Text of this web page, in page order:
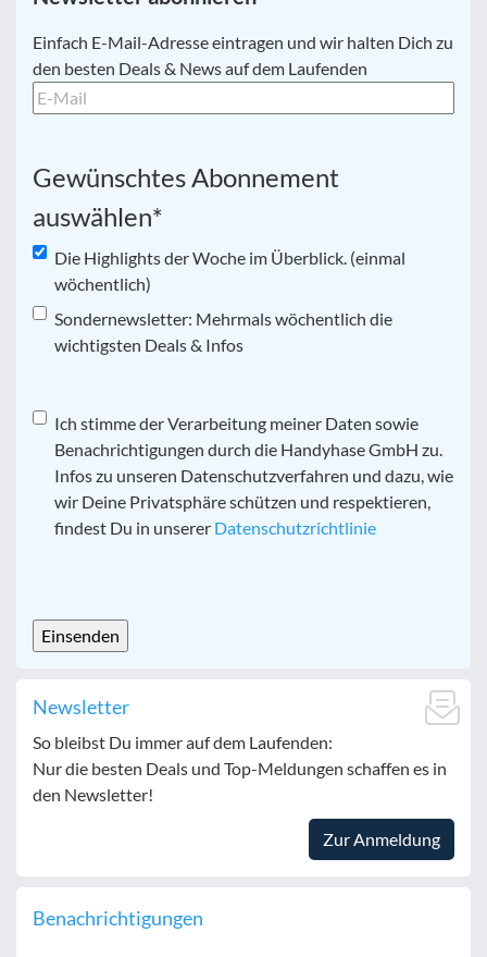
E-
Mail *
Einfach E-Mail-Adresse eintragen und wir halten Dich zu
den besten Deals & News auf dem Laufenden
Gewünschtes Abonnement
auswählen*
Die Highlights der Woche im Überblick. (einmal
wöchentlich)
Sondernewsletter: Mehrmals wöchentlich die
wichtigsten Deals & Infos
Datenschutz*
Ich stimme der Verarbeitung meiner Daten sowie
Benachrichtigungen durch die Handyhase GmbH zu.
Infos zu unseren Datenschutzverfahren und dazu, wie
wir Deine Privatsphäre schützen und respektieren,
findest Du in unserer Datenschutzrichtlinie
Newsletter
So bleibst Du immer auf dem Laufenden:
Nur die besten Deals und Top-Meldungen schaffen es in
den Newsletter!
Zur Anmeldung
Benachrichtigungen